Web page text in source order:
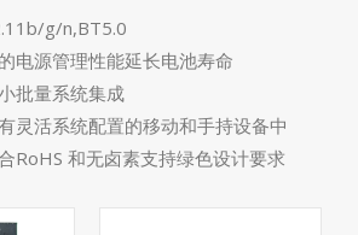
g/n,BT5.0
电源管理性能延长电池寿命
批量系统集成
灵活系统配置的移动和手持设备中
RoHS 和无卤素支持绿色设计要求